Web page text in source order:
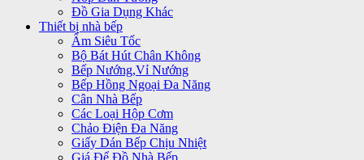
Đồ Gia Dụng Khác
Thiết bị nhà bếp
Ấm Siêu Tốc
Bộ Bát Hút Chân Không
Bếp Nướng,Vỉ Nướng
Bếp Hồng Ngoại Đa Năng
Cân Nhà Bếp
Các Loại Hộp Cơm
Chảo Điện Đa Năng
Giấy Dán Bếp Chịu Nhiệt